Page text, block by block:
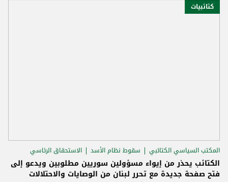
كتائبيات
المكتب السياسي الكتائبي سقوط نظام الأسد الاستحقاق الرئاسي
الكتائب يحذر من إيواء مسؤولين سوريين مطلوبين ويدعو إلى
فتح صفحة جديدة مع تحرر لبنان من الوصايات والاحتلالات